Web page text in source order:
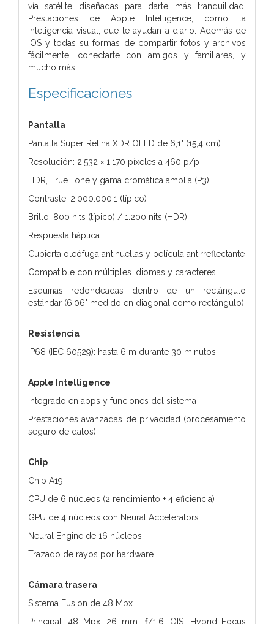
vía satélite diseñadas para darte más tranquilidad.
Prestaciones de Apple Intelligence, como la
inteligencia visual, que te ayudan a diario. Además de
iOS y todas su formas de compartir fotos y archivos
fácilmente, conectarte con amigos y familiares, y
mucho más.
Especificaciones
Pantalla
Pantalla Super Retina XDR OLED de 6,1" (15,4 cm)
Resolución: 2.532 × 1.170 píxeles a 460 p/p
HDR, True Tone y gama cromática amplia (P3)
Contraste: 2.000.000:1 (típico)
Brillo: 800 nits (típico) / 1.200 nits (HDR)
Respuesta háptica
Cubierta oleófuga antihuellas y película antirreflectante
Compatible con múltiples idiomas y caracteres
Esquinas redondeadas dentro de un rectángulo
estándar (6,06" medido en diagonal como rectángulo)
Resistencia
IP68 (IEC 60529): hasta 6 m durante 30 minutos
Apple Intelligence
Integrado en apps y funciones del sistema
Prestaciones avanzadas de privacidad (procesamiento
seguro de datos)
Chip
Chip A19
CPU de 6 núcleos (2 rendimiento + 4 eficiencia)
GPU de 4 núcleos con Neural Accelerators
Neural Engine de 16 núcleos
Trazado de rayos por hardware
Cámara trasera
Sistema Fusion de 48 Mpx
Principal: 48 Mpx, 26 mm, ƒ/1,6, OIS, Hybrid Focus